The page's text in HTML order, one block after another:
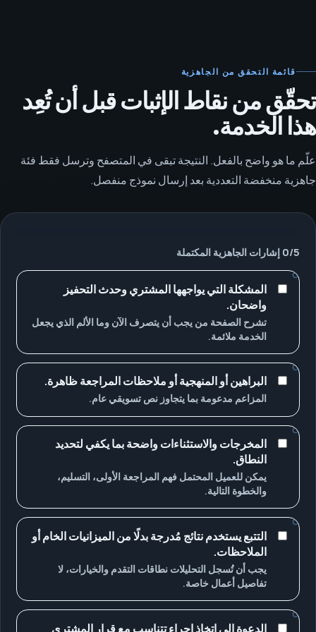
قائمة التحقق من الجاهزية
تحقّق من نقاط الإثبات قبل أن تُعِد
هذا الخدمة.
علّم ما هو واضح بالفعل. النتيجة تبقى في المتصفح وترسل فقط فئة
جاهزية منخفضة التعددية بعد إرسال نموذج منفصل.
0/5 إشارات الجاهزية المكتملة
المشكلة التي يواجهها المشتري وحدث التحفيز
واضحان.
تشرح الصفحة من يجب أن يتصرف الآن وما الألم الذي يجعل
الخدمة ملائمة.
البراهين أو المنهجية أو ملاحظات المراجعة ظاهرة.
المزاعم مدعومة بما يتجاوز نص تسويقي عام.
المخرجات والاستثناءات واضحة بما يكفي لتحديد
النطاق.
يمكن للعميل المحتمل فهم المراجعة الأولى، التسليم،
والخطوة التالية.
التتبع يستخدم نتائج مُدرجة بدلًا من الميزانيات الخام أو
الملاحظات.
يجب أن تُسجل التحليلات نطاقات التقدم والخيارات، لا
تفاصيل أعمال خاصة.
الدعوة إلى اتخاذ إجراء تتناسب مع قرار المشتري